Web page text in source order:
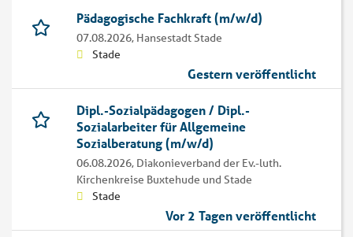
Pädagogische Fachkraft (m/w/d)
07.08.2026, Hansestadt Stade
Stade
Gestern veröffentlicht
Dipl.-Sozialpädagogen / Dipl.-
Sozialarbeiter für Allgemeine
Sozialberatung (m/w/d)
06.08.2026, Diakonieverband der Ev.-luth.
Kirchenkreise Buxtehude und Stade
Stade
Vor 2 Tagen veröffentlicht